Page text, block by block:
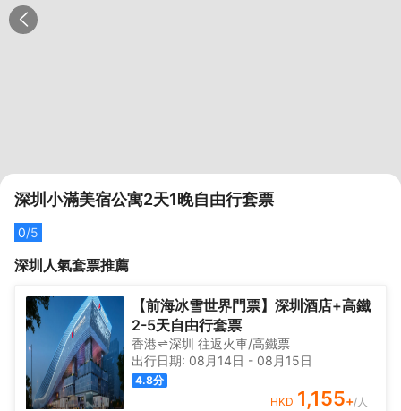
深圳小滿美宿公寓2天1晚自由行套票
0/5
深圳 人氣套票推薦
【前海冰雪世界門票】深圳酒店+高鐵
2-5天自由行套票
香港 深圳 往返火車/高鐵票
出行日期: 08月14日 - 08月15日
4.8分
HKD 1,155+/人